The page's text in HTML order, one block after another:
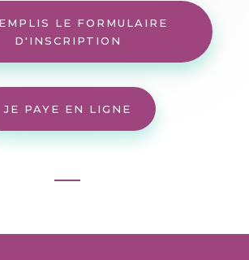
LE FORMULAIRE
D'INSCRIPTION
JE PAYE EN LIGNE